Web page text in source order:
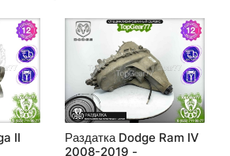
II
Раздатка Dodge Ram IV
2008-2019 -